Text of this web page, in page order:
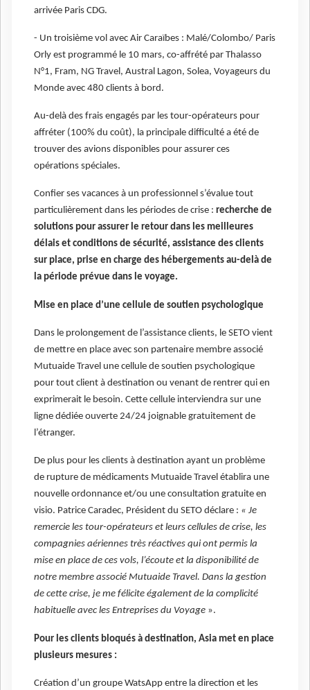
arrivée Paris CDG.
- Un troisième vol avec Air Caraïbes : Malé/Colombo/ Paris
Orly est programmé le 10 mars, co-affrété par Thalasso
N°1, Fram, NG Travel, Austral Lagon, Solea, Voyageurs du
Monde avec 480 clients à bord.
Au-delà des frais engagés par les tour-opérateurs pour
affréter (100% du coût), la principale difficulté a été de
trouver des avions disponibles pour assurer ces
opérations spéciales.
Confier ses vacances à un professionnel s’évalue tout
particulièrement dans les périodes de crise : recherche de
solutions pour assurer le retour dans les meilleures
délais et conditions de sécurité, assistance des clients
sur place, prise en charge des hébergements au-delà de
la période prévue dans le voyage.
Mise en place d’une cellule de soutien psychologique
Dans le prolongement de l’assistance clients, le SETO vient
de mettre en place avec son partenaire membre associé
Mutuaide Travel une cellule de soutien psychologique
pour tout client à destination ou venant de rentrer qui en
exprimerait le besoin. Cette cellule interviendra sur une
ligne dédiée ouverte 24/24 joignable gratuitement de
l’étranger.
De plus pour les clients à destination ayant un problème
de rupture de médicaments Mutuaide Travel établira une
nouvelle ordonnance et/ou une consultation gratuite en
visio. Patrice Caradec, Président du SETO déclare : « Je
remercie les tour-opérateurs et leurs cellules de crise, les
compagnies aériennes très réactives qui ont permis la
mise en place de ces vols, l’écoute et la disponibilité de
notre membre associé Mutuaide Travel. Dans la gestion
de cette crise, je me félicite également de la complicité
habituelle avec les Entreprises du Voyage ».
Pour les clients bloqués à destination, Asia met en place
plusieurs mesures :
Création d’un groupe WatsApp entre la direction et les